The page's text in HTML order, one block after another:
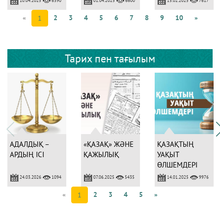
ТАНЫТАДЫ
« 1 2 3 4 5 6 7 8 9 10 »
Тарих пен тағылым
АДАЛДЫҚ –
АРДЫҢ ІСІ
24.03.2026 1094
«ҚАЗАҚ» ЖӘНЕ
ҚАЖЫЛЫҚ
07.06.2025 5435
ҚАЗАҚТЫҢ
УАҚЫТ
ӨЛШЕМДЕРІ
14.01.2025 9976
« 1 2 3 4 5 »